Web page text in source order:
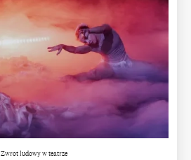
Zwrot ludowy w teatrze